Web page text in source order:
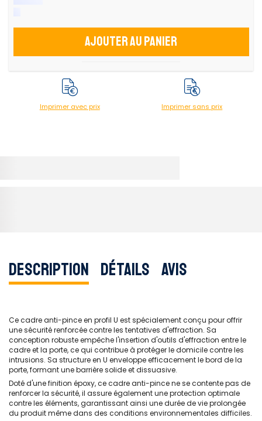
Ajouter au panier
Imprimer avec prix Imprimer sans prix
Description Détails Avis
Ce cadre anti-pince en profil U est spécialement conçu pour offrir
une sécurité renforcée contre les tentatives d'effraction. Sa
conception robuste empêche l'insertion d'outils d'effraction entre le
cadre et la porte, ce qui contribue à protéger le domicile contre les
intrusions. Sa structure en U enveloppe efficacement le bord de la
porte, formant une barrière solide et dissuasive.
Doté d'une finition époxy, ce cadre anti-pince ne se contente pas de
renforcer la sécurité, il assure également une protection optimale
contre les éléments, garantissant ainsi une durée de vie prolongée
du produit même dans des conditions environnementales difficiles.